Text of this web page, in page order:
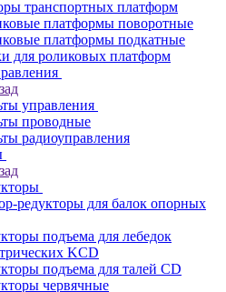
транспортных платформ
платформы поворотные
платформы подкатные
для роликовых платформ
управления
проводные
радиоуправления
редукторы для балок опорных
подъема для лебедок
KCD
подъема для талей CD
червячные